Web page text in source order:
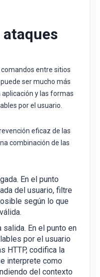
entre sitios
ser mucho más
y las formas
por el usuario.
eficaz de las
combinación de las
En el punto
del usuario, filtre
según lo que
En el punto en
por el usuario
HTTP, codifica la
interprete como
del contexto